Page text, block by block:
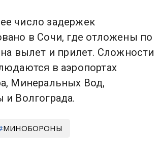
число задержек
в Сочи, где отложены по
вылет и прилет. Сложности
в аэропортах
Минеральных Вод,
и Волгограда.
МИНОБОРОНЫ